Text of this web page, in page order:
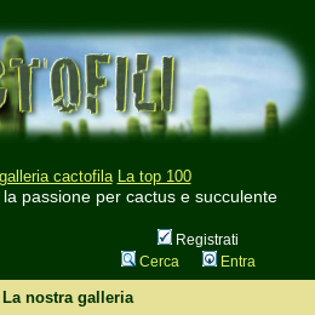
cactofila La top 100
passione per cactus e succulente
Registrati
Cerca Entra
La nostra galleria